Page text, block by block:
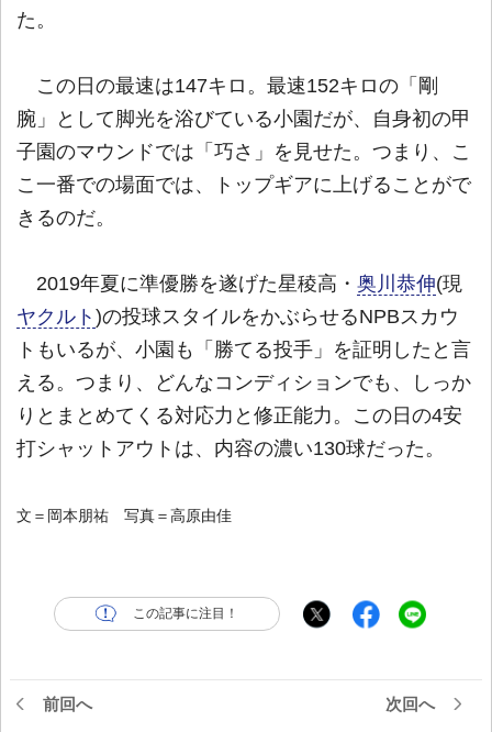
た。
この日の最速は147キロ。最速152キロの「剛
腕」として脚光を浴びている小園だが、自身初の甲
子園のマウンドでは「巧さ」を見せた。つまり、こ
こ一番での場面では、トップギアに上げることがで
きるのだ。
2019年夏に準優勝を遂げた星稜高・ 奥川恭伸(現
ヤクルト )の投球スタイルをかぶらせるNPBスカウ
トもいるが、小園も「勝てる投手」を証明したと言
える。つまり、どんなコンディションでも、しっか
りとまとめてくる対応力と修正能力。この日の4安
打シャットアウトは、内容の濃い130球だった。
文＝岡本朋祐 写真＝高原由佳
この記事に注目！
前回へ 次回へ